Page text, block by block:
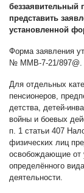
беззаявительный
представить
установленной
Форма заявления
№ ММВ-7-21/897@.
Для отдельных
пенсионеров,
детства, детей-
войны и боевых
п. 1 статьи 407
физических лиц
освобождающие от
определённого
деятельности.